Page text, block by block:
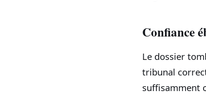
Confiance
Le dossier
tribunal
suffisamment